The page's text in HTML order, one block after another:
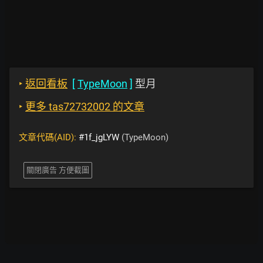
‣ 返回看板 [TypeMoon ] 型月
‣ 更多 tas72732002 的文章
文章代碼(AID): #1f_jgLYW (TypeMoon)
關閉廣告 方便截圖